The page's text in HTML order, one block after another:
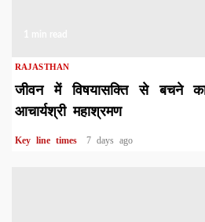
RAJASTHAN
जीवन में विषयासक्ति से बचने
आचार्यश्री महाश्रमण
Key line times 7 days ago